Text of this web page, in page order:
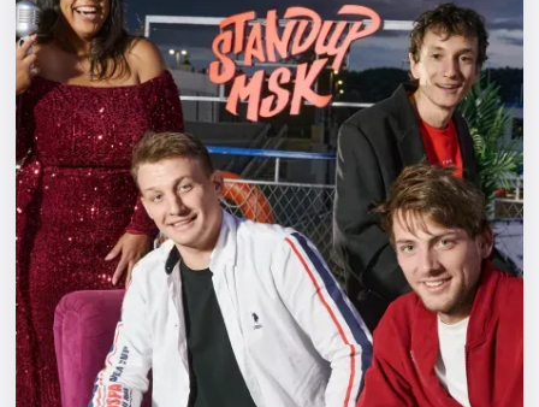
Экскурсии
Спорт
События
Города
Площадки
Артисты
Рейтинги